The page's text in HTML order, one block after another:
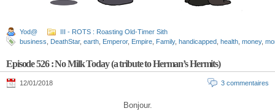
Yod@
III - ROTS : Roasting Old-Timer Sith
business
DeathStar, earth Emperor, Empire Family, handicapped health money,
Episode 526 : No Milk Today (a tribute to Herman’s Hermits)
12/01/2018 3 commentaires
Bonjour.